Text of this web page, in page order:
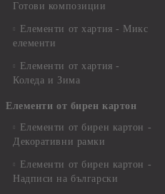
Готови композиции
Елементи от хартия - Микс
елементи
Елементи от хартия -
Коледа и Зима
Елементи от бирен картон
Елементи от бирен картон -
Декоративни рамки
Елементи от бирен картон -
Надписи на български